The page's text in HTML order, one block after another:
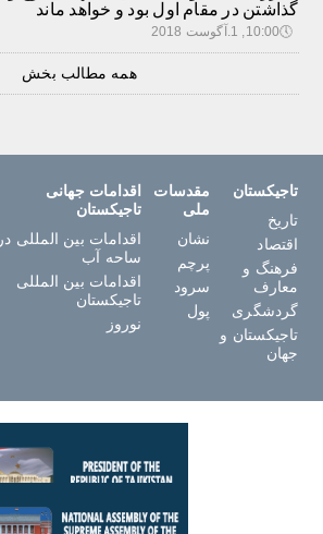
گذاشتن در مقام اول بود و خواهد ماند
🕔10:00, 1.آگوست 2018
همه مطالب بخش
تاجیکستان
تاریخ
اقتصاد
فرهنگ و
معارف
گردشگری
تاجیکستان و
جهان
مقدسات
ملی
نشان
پرچم
سرود
پول
اقدامات جهانی
تاجیکستان
اقدامات بین المللی در
ساحه آب
اقدامات بین المللی
تاجیکستان
نوروز